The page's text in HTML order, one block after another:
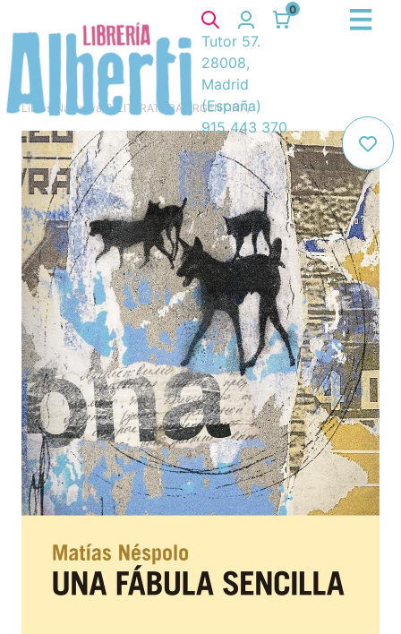
0
Tutor 57.
28008,
Madrid
(España)
915 443 370
Libros Narrativa/ 8. LITERATURA ARGENTINA/